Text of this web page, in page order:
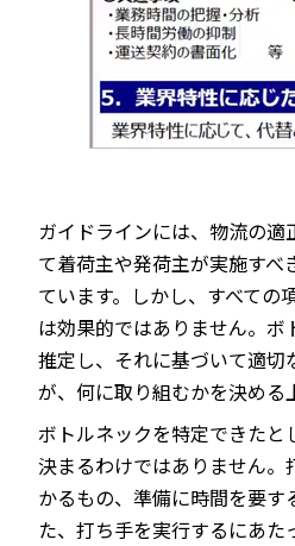
ガイドラインには、物流の
て着荷主や発荷主が実施す
ています。しかし、すべての
は効果的ではありません。ボ
推定し、それに基づいて適切
が、何に取り組むかを決める
ボトルネックを特定できたと
決まるわけではありません。
かるもの、準備に時間を要す
た、打ち手を実行するにあた